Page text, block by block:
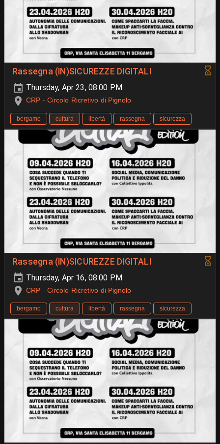
Rassegna (IN)SICUREZZE DIGITALI
Thursday, Apr 23, 08:00 PM
CRP - Circolo Ricretivo di Pignolo
bergamo cultura libertà rassegna sicurezza
Rassegna (IN)SICUREZZE DIGITALI
Thursday, Apr 16, 08:00 PM
CRP - Circolo Ricretivo di Pignolo
bergamo cultura libertà rassegna sicurezza